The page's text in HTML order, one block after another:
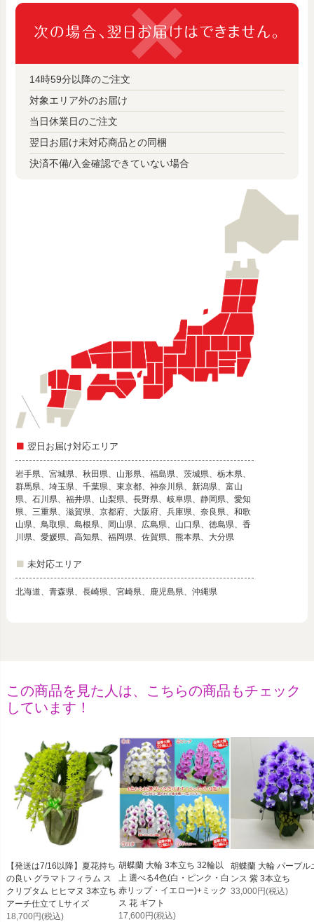
14時59分以降のご注文
対象エリア外のお届け
当日休業日のご注文
翌日お届け未対応商品との同梱
決済不備/入金確認できていない場合
翌日お届け対応エリア
岩手県、宮城県、秋田県、山形県、福島県、茨城県、栃木県、
群馬県、埼玉県、千葉県、東京都、神奈川県、新潟県、富山
県、石川県、福井県、山梨県、長野県、岐阜県、静岡県、愛知
県、三重県、滋賀県、京都府、大阪府、兵庫県、奈良県、和歌
山県、鳥取県、島根県、岡山県、広島県、山口県、徳島県、香
川県、愛媛県、高知県、福岡県、佐賀県、熊本県、大分県
未対応エリア
北海道、青森県、長崎県、宮崎県、鹿児島県、沖縄県
この商品を見た人は、こちらの商品もチェック
しています！
【発送は7/16以降】夏花持ち
の良い グラマトフィラム ス
クリプタム ヒヒマヌ 3本立ち
アーチ仕立て Lサイズ
18,700円(税込)
胡蝶蘭 大輪 3本立ち 32輪以
上 選べる4色(白・ピンク・白
赤リップ・イエロー)+ミック
ス 花 ギフト
17,600円(税込)
胡蝶蘭 大輪 パープル
ンス 紫 3本立ち
33,000円(税込)